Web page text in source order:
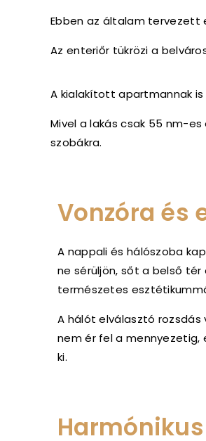
Ebben az általam tervezett
Az enteriőr tükrözi a
A kialakított apartmannak is
Mivel a lakás csak 55 nm-
szobákra.
Vonzóra és
A nappali és hálószoba
ne sérüljön, sőt a belső
természetes
A hálót elválasztó
nem ér fel a mennyezetig,
ki.